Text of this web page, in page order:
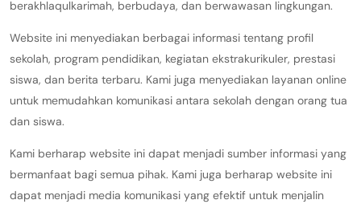
berakhlaqulkarimah, berbudaya, dan berwawasan lingkungan.
Website ini menyediakan berbagai informasi tentang profil
sekolah, program pendidikan, kegiatan ekstrakurikuler, prestasi
siswa, dan berita terbaru. Kami juga menyediakan layanan online
untuk memudahkan komunikasi antara sekolah dengan orang tua
dan siswa.
Kami berharap website ini dapat menjadi sumber informasi yang
bermanfaat bagi semua pihak. Kami juga berharap website ini
dapat menjadi media komunikasi yang efektif untuk menjalin